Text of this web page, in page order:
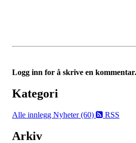
Logg inn for å skrive en kommentar.
Kategori
Alle innlegg Nyheter (60) RSS
Arkiv